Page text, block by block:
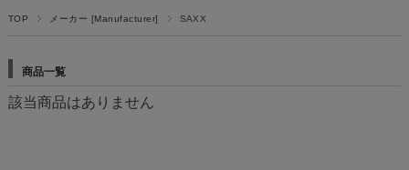
TOP メーカー [Manufacturer] SAXX
商品一覧
該当商品はありません